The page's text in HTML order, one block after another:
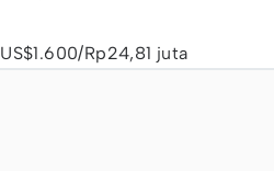
US$1.600/Rp24,81 juta